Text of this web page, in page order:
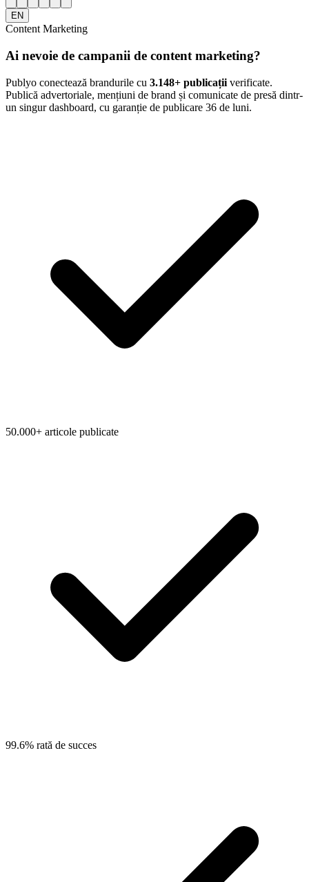
EN
Content Marketing
Ai nevoie de campanii de content marketing?
Publyo conectează brandurile cu 3.148+ publicații verificate.
Publică advertoriale, mențiuni de brand și comunicate de presă dintr-
un singur dashboard, cu garanție de publicare 36 de luni.
50.000+ articole publicate
99.6% rată de succes